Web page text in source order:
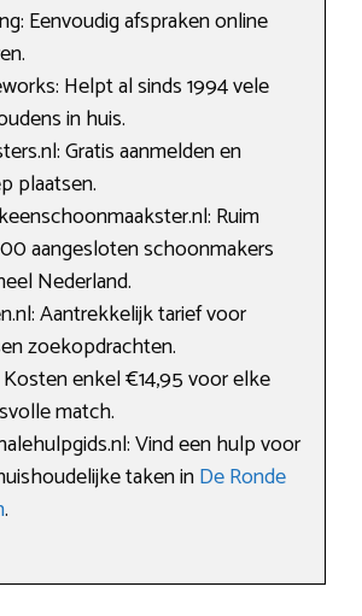
Eenvoudig afspraken online
Helpt al sinds 1994 vele
in huis.
Gratis aanmelden en
plaatsen.
Ruim
aangesloten schoonmakers
Nederland.
Aantrekkelijk tarief voor
zoekopdrachten.
enkel €14,95 voor elke
match.
Vind een hulp voor
taken inDe Ronde
.